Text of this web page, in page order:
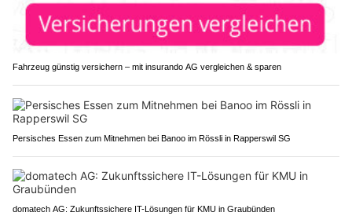
Fahrzeug günstig versichern – mit insurando AG vergleichen & sparen
Persisches Essen zum Mitnehmen bei Banoo im Rössli in Rapperswil SG
domatech AG: Zukunftssichere IT-Lösungen für KMU in Graubünden